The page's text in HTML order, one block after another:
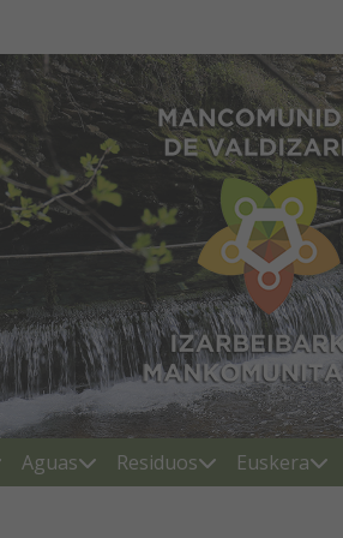
Aguas Residuos Euskera